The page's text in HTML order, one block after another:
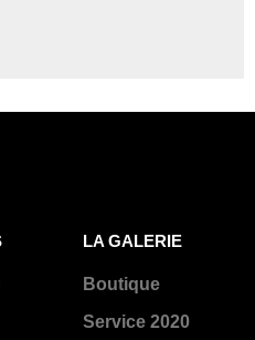
LA GALERIE
Boutique
Service 2020